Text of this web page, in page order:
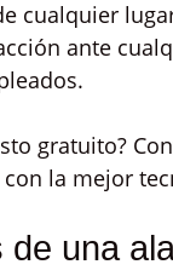
cualquier
ante
gratuito?
la mejor
una